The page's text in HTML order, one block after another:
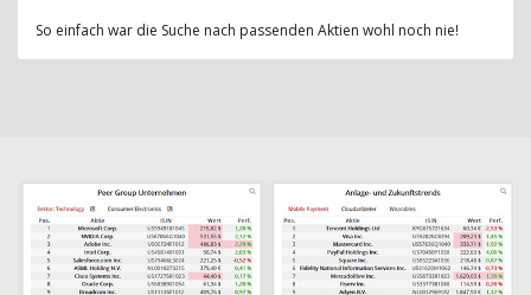
So einfach war die Suche nach passenden Aktien wohl noch nie!